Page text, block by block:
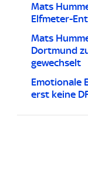
Mats
Elfmeter-
Mats
Dortmund
gewechselt
Emotionale
erst keine